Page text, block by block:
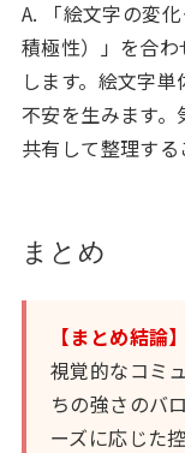
A. 「絵文字の変
積極性）」を合
します。絵文字
不安を生みます
共有して整理する
まとめ
【まとめ結論】
視覚的なコミ
ちの強さのバ
ーズに応じた